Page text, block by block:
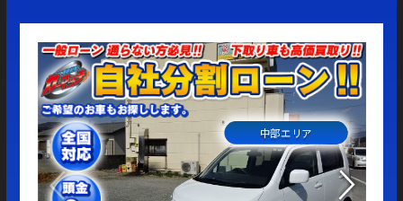
中部エリア